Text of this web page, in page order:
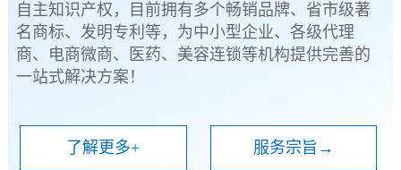
自主知识产权，目前拥有多个畅销品牌、省市级著
名商标、发明专利等，为中小型企业、各级代理
商、电商微商、医药、美容连锁等机构提供完善的
一站式解决方案！
了解更多+ 服务宗旨→